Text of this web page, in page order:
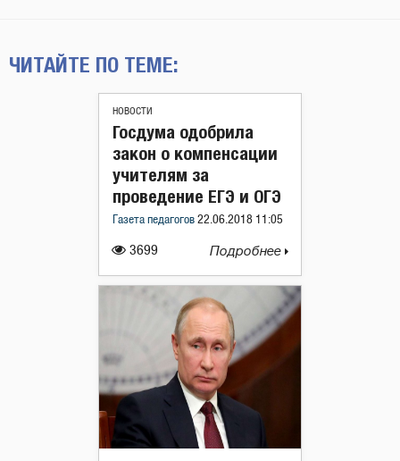
ЧИТАЙТЕ ПО ТЕМЕ:
НОВОСТИ
3699
Госдума одобрила
закон о компенсации
учителям за
проведение ЕГЭ и ОГЭ
Газета педагогов 22.06.2018 11:05
Подробнее